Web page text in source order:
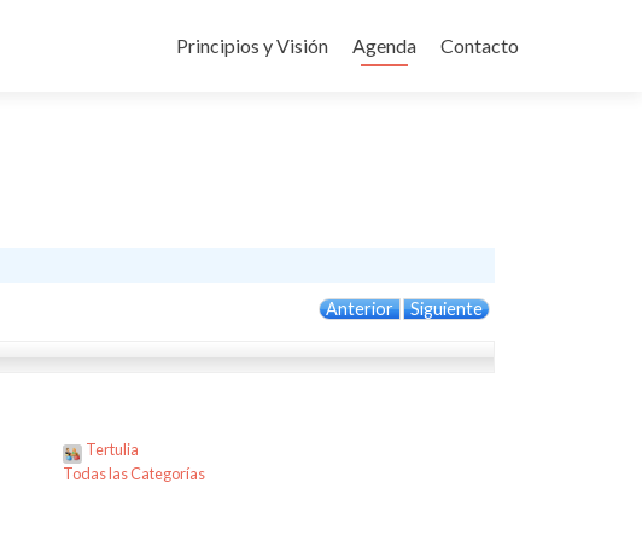
al
Principios y Visión Agenda Contacto
Anterior Siguiente
Tertulia
Todas las Categorías